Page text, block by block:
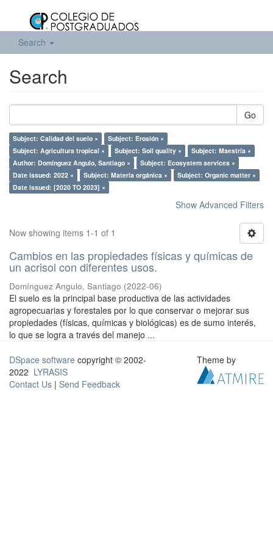
Search
Search
Go
Subject: Calidad del suelo ×
Subject: Erosión ×
Subject: Agricultura tropical ×
Subject: Soil quality ×
Subject: Maestría ×
Author: Domínguez Angulo, Santiago ×
Subject: Ecosystem services ×
Date issued: 2022 ×
Subject: Materia orgánica ×
Subject: Organic matter ×
Date issued: [2020 TO 2023] ×
Show Advanced Filters
Now showing items 1-1 of 1
Cambios en las propiedades físicas y químicas de
un acrisol con diferentes usos.
Domínguez Angulo, Santiago (2022-06)
El suelo es la principal base productiva de las actividades
agropecuarias y forestales por lo que conservar o mejorar sus
propiedades (físicas, químicas y biológicas) es de sumo interés,
lo que se logra a través del manejo ...
DSpace software copyright © 2002-
2022 LYRASIS
Contact Us | Send Feedback
Theme by